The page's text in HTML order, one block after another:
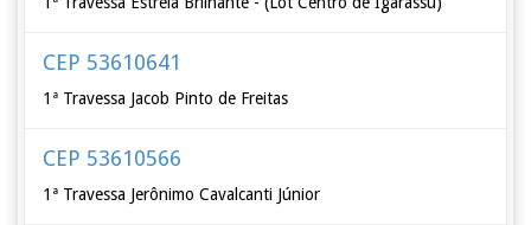
CEP 53610641
1ª Travessa Jacob Pinto de Freitas
CEP 53610566
1ª Travessa Jerônimo Cavalcanti Júnior